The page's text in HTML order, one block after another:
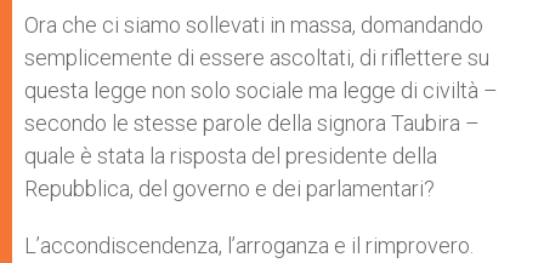
Ora che ci siamo sollevati in massa, domandando
semplicemente di essere ascoltati, di riflettere su
questa legge non solo sociale ma legge di civiltà –
secondo le stesse parole della signora Taubira –
quale è stata la risposta del presidente della
Repubblica, del governo e dei parlamentari?
L’accondiscendenza, l’arroganza e il rimprovero.